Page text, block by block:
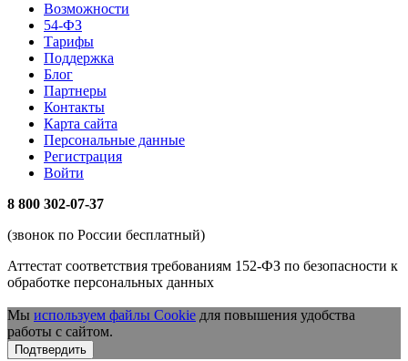
Возможности
54-ФЗ
Тарифы
Поддержка
Блог
Партнеры
Контакты
Карта сайта
Персональные данные
Регистрация
Войти
8 800 302-07-37
(звонок по России бесплатный)
Аттестат соответствия требованиям 152-ФЗ по безопасности к
обработке персональных данных
Мы используем файлы Cookie для повышения удобства
работы с сайтом.
Подтвердить